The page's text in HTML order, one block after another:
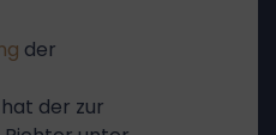
der
der zur